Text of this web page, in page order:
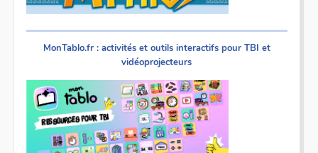
MonTablo.fr : activités et outils interactifs pour TBI et
vidéoprojecteurs